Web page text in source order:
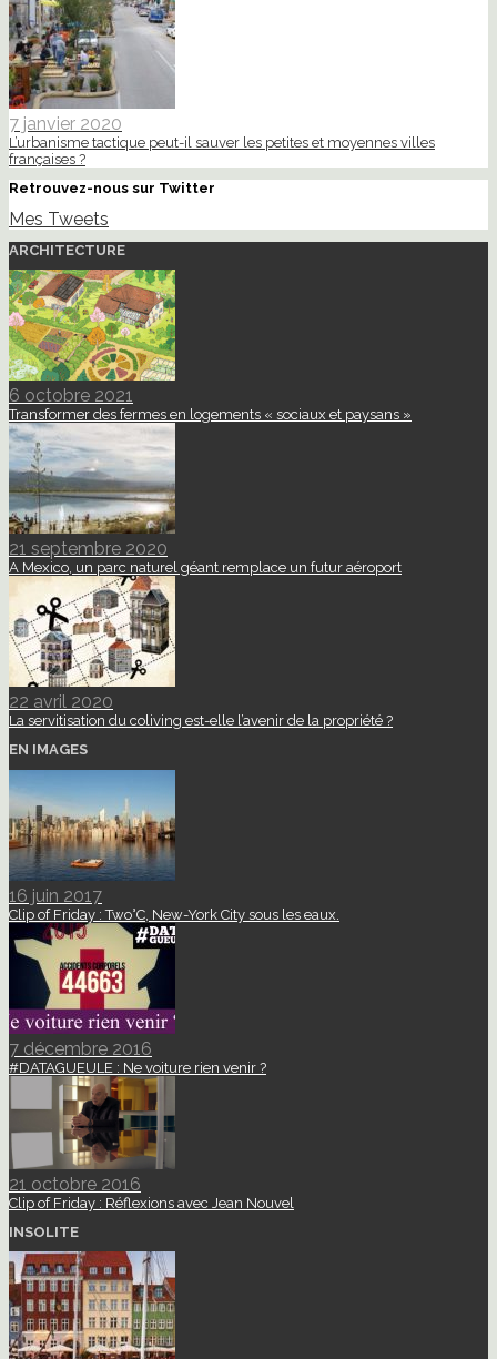
7 janvier 2020
L’urbanisme tactique peut-il sauver les petites et moyennes villes
françaises ?
Retrouvez-nous sur Twitter
Mes Tweets
ARCHITECTURE
6 octobre 2021
Transformer des fermes en logements « sociaux et paysans »
21 septembre 2020
A Mexico, un parc naturel géant remplace un futur aéroport
22 avril 2020
La servitisation du coliving est-elle l’avenir de la propriété ?
EN IMAGES
16 juin 2017
Clip of Friday : Two°C, New-York City sous les eaux.
7 décembre 2016
#DATAGUEULE : Ne voiture rien venir ?
21 octobre 2016
Clip of Friday : Réflexions avec Jean Nouvel
INSOLITE